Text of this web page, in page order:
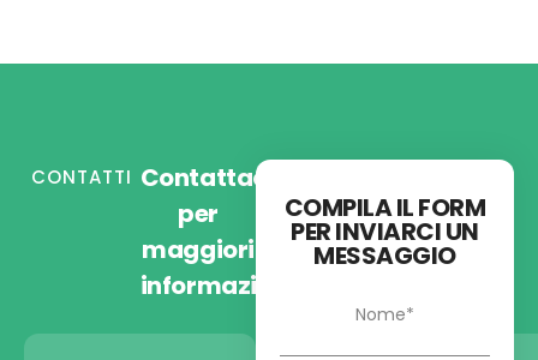
CONTATTI Contattaci
per
maggiori
informazioni
COMPILA IL FORM
PER INVIARCI UN
MESSAGGIO